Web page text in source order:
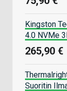
Kingston
4.0 NVMe
265,90 €
Suoritin